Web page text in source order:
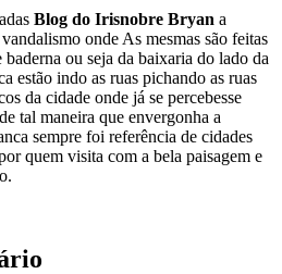
Blog do Irisnobre Bryan a
onde As mesmas são feitas
baderna ou seja da baixaria do lado da
estão indo as ruas pichando as ruas
da cidade onde já se percebesse
tal maneira que envergonha a
sempre foi referência de cidades
quem visita com a bela paisagem e